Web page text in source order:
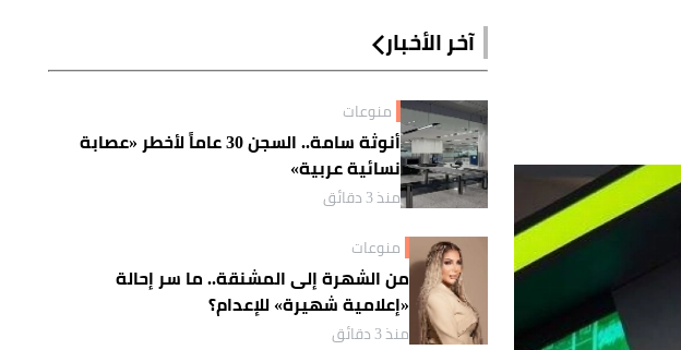
آخر الأخبار
منوعات
أنوثة سامة.. السجن 30 عاماً لأخطر «عصابة
نسائية عربية»
منذ 3 دقائق
منوعات
من الشهرة إلى المشنقة.. ما سر إحالة
«إعلامية شهيرة» للإعدام؟
منذ 3 دقائق